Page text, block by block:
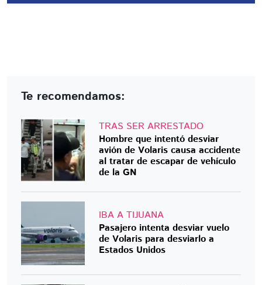
Te recomendamos:
TRAS SER ARRESTADO
Hombre que intentó desviar
avión de Volaris causa accidente
al tratar de escapar de vehículo
de la GN
IBA A TIJUANA
Pasajero intenta desviar vuelo
de Volaris para desviarlo a
Estados Unidos